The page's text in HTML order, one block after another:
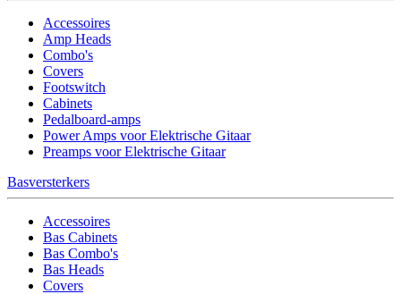
Accessoires
Amp Heads
Combo's
Covers
Footswitch
Cabinets
Pedalboard-amps
Power Amps voor Elektrische Gitaar
Preamps voor Elektrische Gitaar
Basversterkers
Accessoires
Bas Cabinets
Bas Combo's
Bas Heads
Covers